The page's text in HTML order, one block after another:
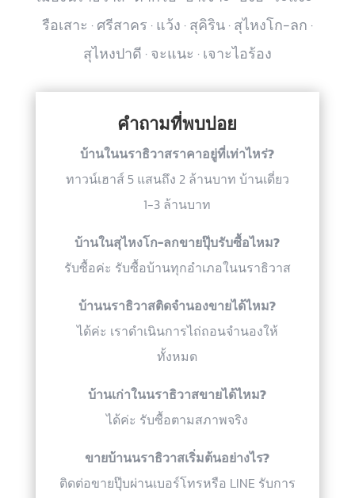
รือเสาะ · ศรีสาคร · แว้ง · สุคิริน · สุไหงโก-ลก ·
สุไหงปาดี · จะแนะ · เจาะไอร้อง
คำถามที่พบบ่อย
บ้านในนราธิวาสราคาอยู่ที่เท่าไหร่?
ทาวน์เฮาส์ 5 แสนถึง 2 ล้านบาท บ้านเดี่ยว
1-3 ล้านบาท
บ้านในสุไหงโก-ลกขายปุ๊บรับซื้อไหม?
รับซื้อค่ะ รับซื้อบ้านทุกอำเภอในนราธิวาส
บ้านนราธิวาสติดจำนองขายได้ไหม?
ได้ค่ะ เราดำเนินการไถ่ถอนจำนองให้
ทั้งหมด
บ้านเก่าในนราธิวาสขายได้ไหม?
ได้ค่ะ รับซื้อตามสภาพจริง
ขายบ้านนราธิวาสเริ่มต้นอย่างไร?
ติดต่อขายปุ๊บผ่านเบอร์โทรหรือ LINE รับการ